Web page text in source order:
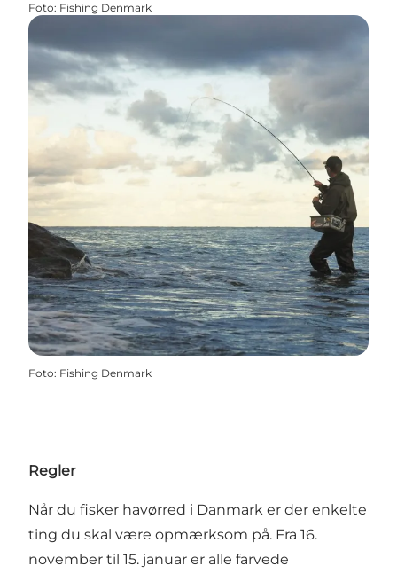
Foto: Fishing Denmark
Foto: Fishing Denmark
Regler
Når du fisker havørred i Danmark er der enkelte
ting du skal være opmærksom på. Fra 16.
november til 15. januar er alle farvede